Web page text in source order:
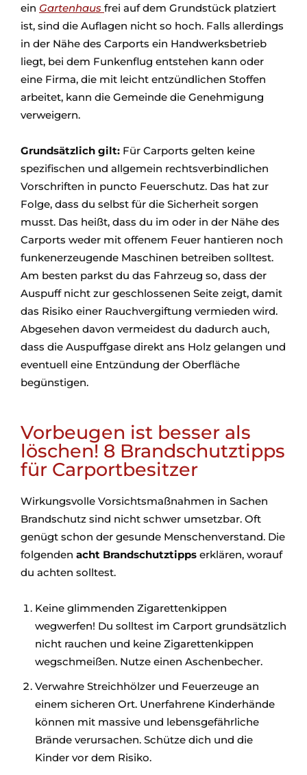
ein Gartenhaus frei auf dem Grundstück platziert
ist, sind die Auflagen nicht so hoch. Falls allerdings
in der Nähe des Carports ein Handwerksbetrieb
liegt, bei dem Funkenflug entstehen kann oder
eine Firma, die mit leicht entzündlichen Stoffen
arbeitet, kann die Gemeinde die Genehmigung
verweigern.
Grundsätzlich gilt: Für Carports gelten keine
spezifischen und allgemein rechtsverbindlichen
Vorschriften in puncto Feuerschutz. Das hat zur
Folge, dass du selbst für die Sicherheit sorgen
musst. Das heißt, dass du im oder in der Nähe des
Carports weder mit offenem Feuer hantieren noch
funkenerzeugende Maschinen betreiben solltest.
Am besten parkst du das Fahrzeug so, dass der
Auspuff nicht zur geschlossenen Seite zeigt, damit
das Risiko einer Rauchvergiftung vermieden wird.
Abgesehen davon vermeidest du dadurch auch,
dass die Auspuffgase direkt ans Holz gelangen und
eventuell eine Entzündung der Oberfläche
begünstigen.
Vorbeugen ist besser als
löschen! 8 Brandschutztipps
für Carportbesitzer
Wirkungsvolle Vorsichtsmaßnahmen in Sachen
Brandschutz sind nicht schwer umsetzbar. Oft
genügt schon der gesunde Menschenverstand. Die
folgenden acht Brandschutztipps erklären, worauf
du achten solltest.
Keine glimmenden Zigarettenkippen
wegwerfen! Du solltest im Carport grundsätzlich
nicht rauchen und keine Zigarettenkippen
wegschmeißen. Nutze einen Aschenbecher.
Verwahre Streichhölzer und Feuerzeuge an
einem sicheren Ort. Unerfahrene Kinderhände
können mit massive und lebensgefährliche
Brände verursachen. Schütze dich und die
Kinder vor dem Risiko.